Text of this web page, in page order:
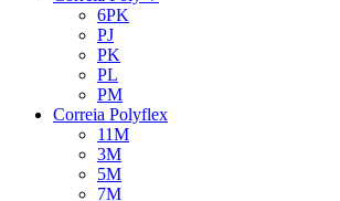
6PK
PJ
PK
PL
PM
Correia Polyflex
11M
3M
5M
7M